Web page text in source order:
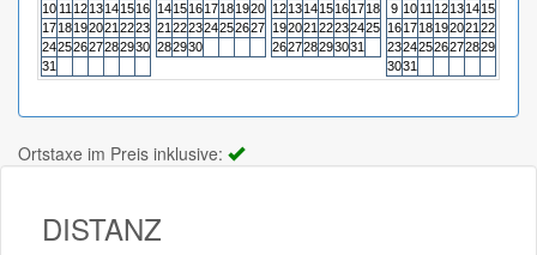
10 11 1213141516
1718192021 2223
24252627282930
31
14151617181920
21 222324252627
282930
12131415161718
192021 22232425
262728293031
9 10 11 12131415
161718192021 22
23242526272829
3031
Ortstaxe im Preis inklusive:
DISTANZ